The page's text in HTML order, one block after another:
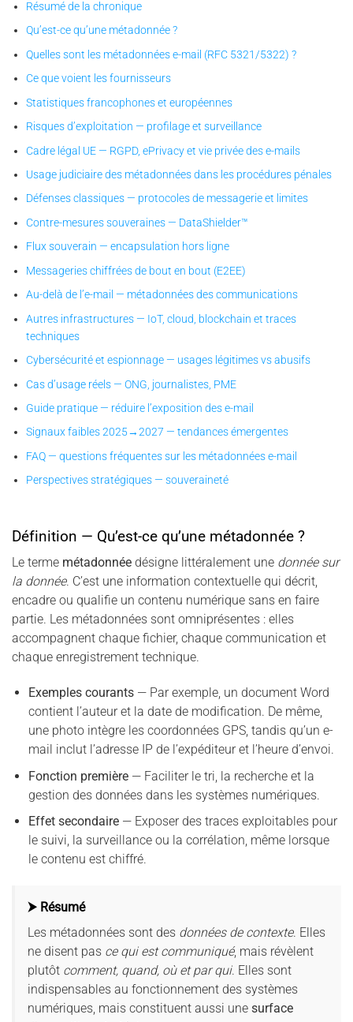
Résumé de la chronique
Qu’est-ce qu’une métadonnée ?
Quelles sont les métadonnées e-mail (RFC 5321/5322) ?
Ce que voient les fournisseurs
Statistiques francophones et européennes
Risques d’exploitation — profilage et surveillance
Cadre légal UE — RGPD, ePrivacy et vie privée des e-mails
Usage judiciaire des métadonnées dans les procédures pénales
Défenses classiques — protocoles de messagerie et limites
Contre-mesures souveraines — DataShielder™
Flux souverain — encapsulation hors ligne
Messageries chiffrées de bout en bout (E2EE)
Au-delà de l’e-mail — métadonnées des communications
Autres infrastructures — IoT, cloud, blockchain et traces
techniques
Cybersécurité et espionnage — usages légitimes vs abusifs
Cas d’usage réels — ONG, journalistes, PME
Guide pratique — réduire l’exposition des e-mail
Signaux faibles 2025→2027 — tendances émergentes
FAQ — questions fréquentes sur les métadonnées e-mail
Perspectives stratégiques — souveraineté
Définition — Qu’est-ce qu’une métadonnée ?
Le terme métadonnée désigne littéralement une donnée sur
la donnée. C’est une information contextuelle qui décrit,
encadre ou qualifie un contenu numérique sans en faire
partie. Les métadonnées sont omniprésentes : elles
accompagnent chaque fichier, chaque communication et
chaque enregistrement technique.
Exemples courants— Par exemple, un document Word
contient l’auteur et la date de modification. De même,
une photo intègre les coordonnées GPS, tandis qu’un e-
mail inclut l’adresse IP de l’expéditeur et l’heure d’envoi.
Fonction première— Faciliter le tri, la recherche et la
gestion des données dans les systèmes numériques.
Effet secondaire— Exposer des traces exploitables pour
le suivi, la surveillance ou la corrélation, même lorsque
le contenu est chiffré.
⮞ Résumé
Les métadonnées sont des données de contexte. Elles
ne disent pas ce qui est communiqué, mais révèlent
plutôt comment, quand, où et par qui. Elles sont
indispensables au fonctionnement des systèmes
numériques, mais constituent aussi une surface